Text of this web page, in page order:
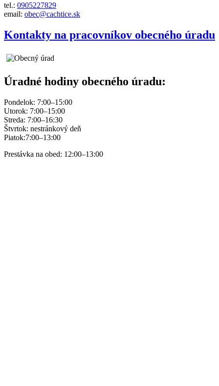
tel.: 0905227829
email: obec@cachtice.sk
Kontakty na pracovníkov obecného úradu
Úradné hodiny obecného úradu:
Pondelok: 7:00–15:00
Utorok: 7:00–15:00
Streda: 7:00–16:30
Štvrtok: nestránkový deň
Piatok:7:00–13:00
Prestávka na obed: 12:00–13:00